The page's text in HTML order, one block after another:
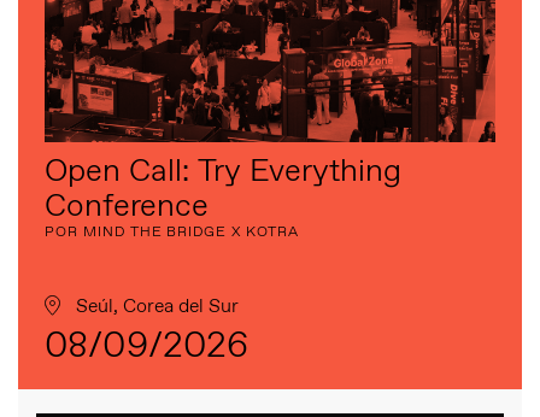
Open Call: Try Everything
Conference
POR MIND THE BRIDGE X KOTRA
Seúl, Corea del Sur
08/09/2026